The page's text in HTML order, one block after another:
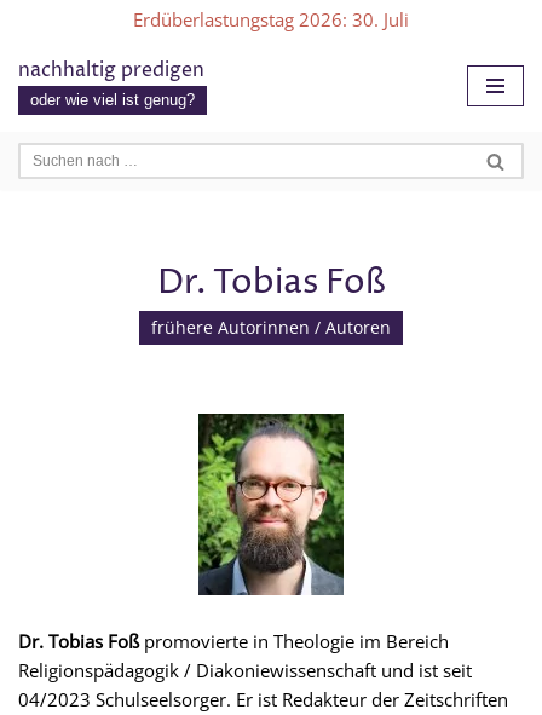
Zum
Inhalt
Erdüberlastungstag 2026: 30. Juli
nachhaltig predigen
oder wie viel ist genug?
Dr. Tobias Foß
frühere Autorinnen / Autoren
Dr. Tobias Foßpromovierte in Theologie im Bereich
Religionspädagogik / Diakoniewissenschaft und ist seit
04/2023 Schulseelsorger. Er ist Redakteur der Zeitschriften